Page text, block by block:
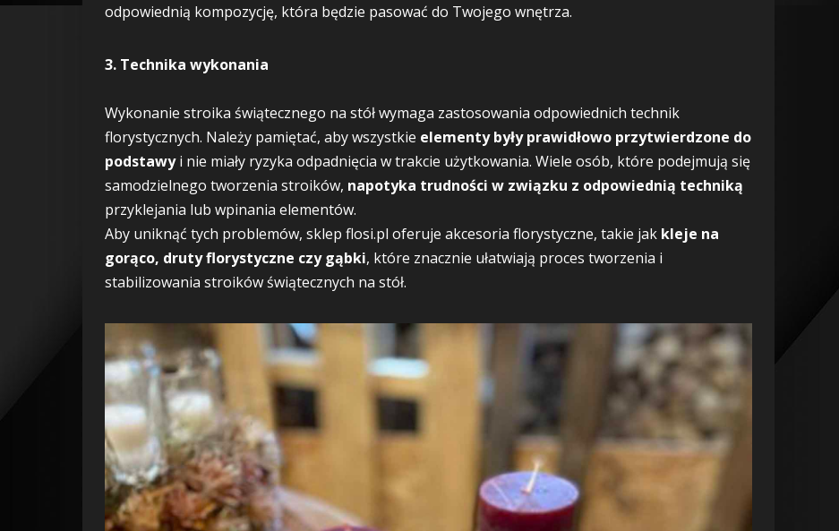
odpowiednią kompozycję, która będzie pasować do Twojego wnętrza.
3. Technika wykonania
Wykonanie stroika świątecznego na stół wymaga zastosowania odpowiednich technik
florystycznych. Należy pamiętać, aby wszystkie elementy były prawidłowo przytwierdzone do
podstawyi nie miały ryzyka odpadnięcia w trakcie użytkowania. Wiele osób, które podejmują się
samodzielnego tworzenia stroików, napotyka trudności w związku z odpowiednią techniką
przyklejania lub wpinania elementów.
Aby uniknąć tych problemów, sklep flosi.pl oferuje akcesoria florystyczne, takie jak kleje na
gorąco, druty florystyczne czy gąbki, które znacznie ułatwiają proces tworzenia i
stabilizowania stroików świątecznych na stół.